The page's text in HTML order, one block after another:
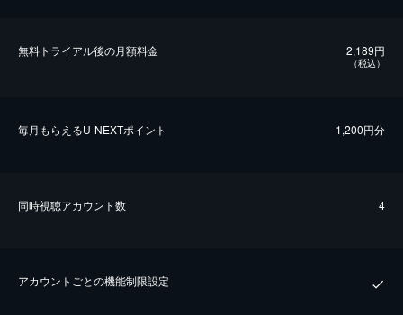
無料トライアル後の⽉額料金 2,189円
（税込）
毎⽉もらえるU-NEXTポイント 1,200円分
同時視聴アカウント数 4
アカウントごとの機能制限設定